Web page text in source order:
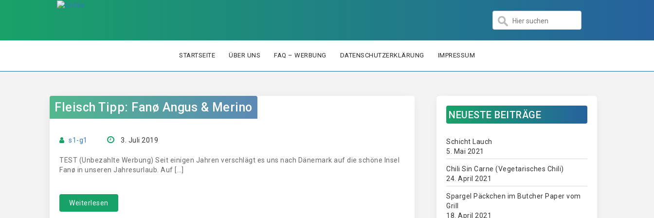
STARTSEITE ÜBER UNS FAQ – WERBUNG DATENSCHUTZERKLÄRUNG IMPRESSUM
Fleisch Tipp: Fanø Angus & Merino
s1-g1 3. Juli 2019
TEST (Unbezahlte Werbung) Seit einigen Jahren verschlägt es uns nach Dänemark auf die schöne Insel
Fanø in unseren Jahresurlaub. Auf […]
Weiterlesen
NEUESTE BEITRÄGE
Schicht Lauch
5. Mai 2021
Chili Sin Carne (Vegetarisches Chili)
24. April 2021
Spargel Päckchen im Butcher Paper vom
Grill
18. April 2021